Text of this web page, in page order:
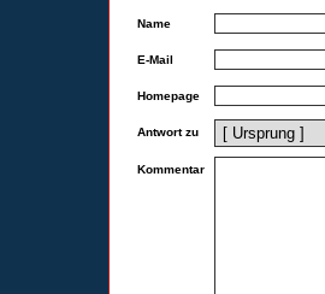
Name
E-Mail
Homepage
Antwort zu
Kommentar